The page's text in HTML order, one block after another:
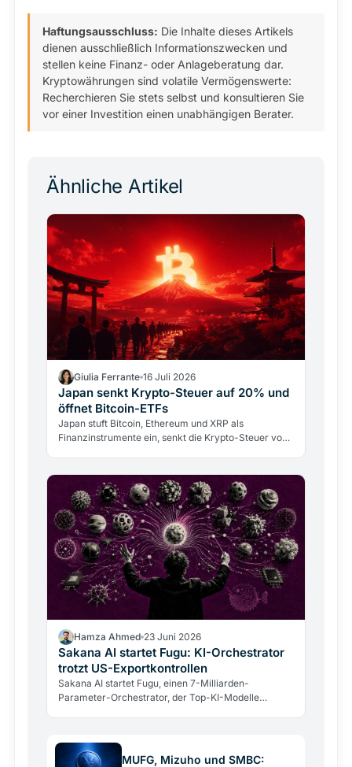
Haftungsausschluss: Die Inhalte dieses Artikels
dienen ausschließlich Informationszwecken und
stellen keine Finanz- oder Anlageberatung dar.
Kryptowährungen sind volatile Vermögenswerte:
Recherchieren Sie stets selbst und konsultieren Sie
vor einer Investition einen unabhängigen Berater.
Ähnliche Artikel
Giulia Ferrante 16 Juli 2026
Japan senkt Krypto-Steuer auf 20% und
öffnet Bitcoin-ETFs
Japan stuft Bitcoin, Ethereum und XRP als
Finanzinstrumente ein, senkt die Krypto-Steuer von
Hamza Ahmed 23 Juni 2026
Sakana AI startet Fugu: KI-Orchestrator
trotzt US-Exportkontrollen
Sakana AI startet Fugu, einen 7-Milliarden-
Parameter-Orchestrator, der Top-KI-Modelle
MUFG, Mizuho und SMBC: